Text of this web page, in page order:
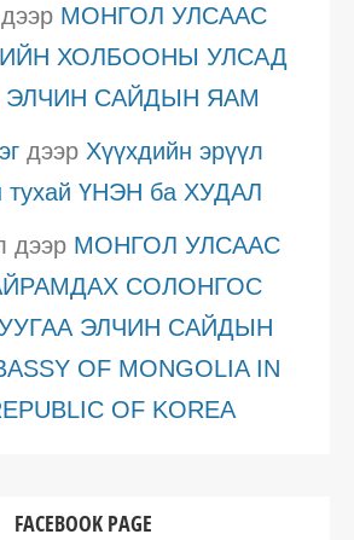
дээр МОНГОЛ УЛСААС
ХОЛБООНЫ УЛСАД
ЭЛЧИН САЙДЫН ЯАМ
дээр Хүүхдийн эрүүл
тухай ҮНЭН ба ХУДАЛ
дээр МОНГОЛ УЛСААС
СОЛОНГОС
ЭЛЧИН САЙДЫН
OF MONGOLIA IN
OF KOREA
FACEBOOK PAGE